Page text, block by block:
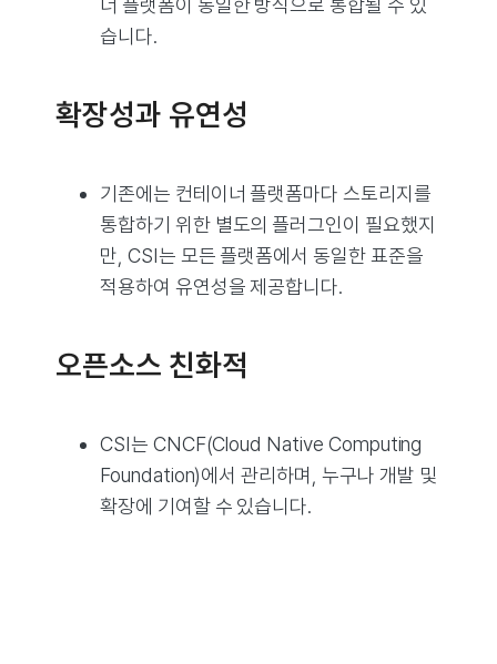
너 플랫폼이 동일한 방식으로 통합될 수 있
습니다.
확장성과 유연성
기존에는 컨테이너 플랫폼마다 스토리지를
통합하기 위한 별도의 플러그인이 필요했지
만, CSI는 모든 플랫폼에서 동일한 표준을
적용하여 유연성을 제공합니다.
오픈소스 친화적
CSI는 CNCF(Cloud Native Computing
Foundation)에서 관리하며, 누구나 개발 및
확장에 기여할 수 있습니다.